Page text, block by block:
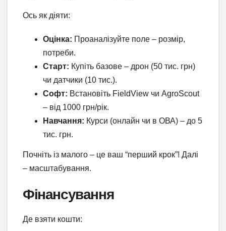
Ось як діяти:
Оцінка: Проаналізуйте поле – розмір,
потреби.
Старт: Купіть базове – дрон (50 тис. грн)
чи датчики (10 тис.).
Софт: Встановіть FieldView чи AgroScout
– від 1000 грн/рік.
Навчання: Курси (онлайн чи в ОВА) – до 5
тис. грн.
Почніть із малого – це ваш “перший крок”! Далі
– масштабування.
Фінансування
Де взяти кошти: